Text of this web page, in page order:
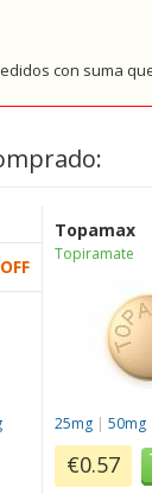
con suma
OFF
Topamax
Topiramate
25mg | 50mg
€0.57